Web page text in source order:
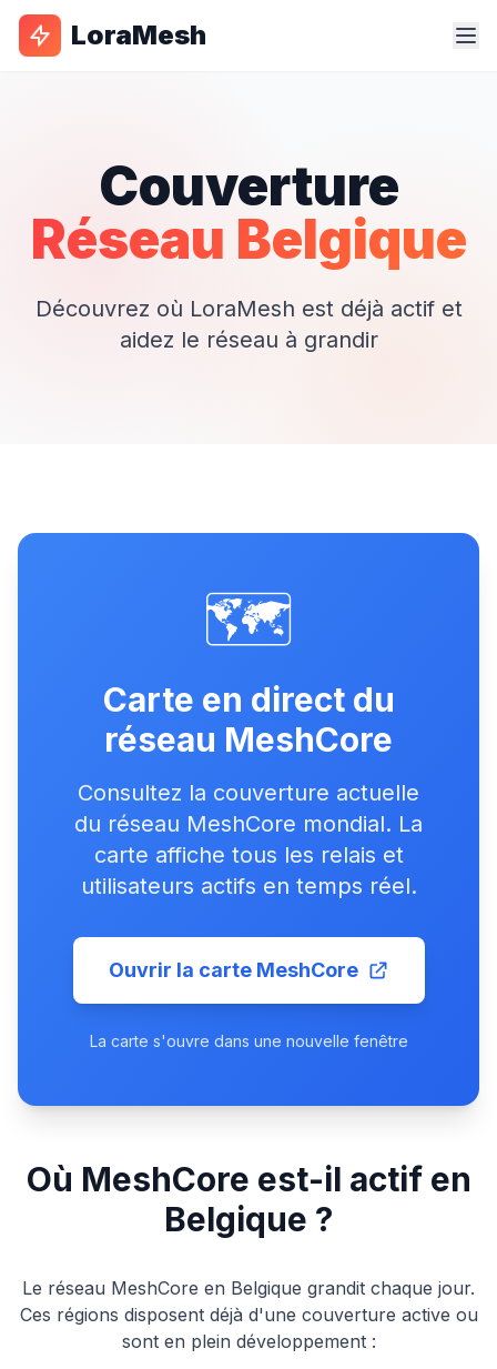
LoraMesh
Couverture
Réseau Belgique
Découvrez où LoraMesh est déjà actif et
aidez le réseau à grandir
🗺️
Carte en direct du
réseau MeshCore
Consultez la couverture actuelle
du réseau MeshCore mondial. La
carte affiche tous les relais et
utilisateurs actifs en temps réel.
Ouvrir la carte MeshCore
La carte s'ouvre dans une nouvelle fenêtre
Où MeshCore est-il actif en
Belgique ?
Le réseau MeshCore en Belgique grandit chaque jour.
Ces régions disposent déjà d'une couverture active ou
sont en plein développement :